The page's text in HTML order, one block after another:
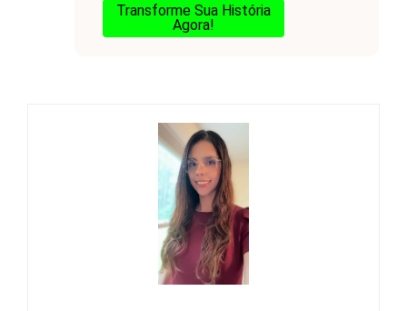
Transforme Sua História
Agora!